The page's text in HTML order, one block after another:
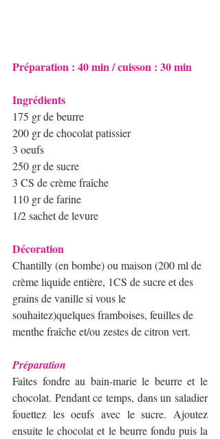
Préparation : 40 min / cuisson : 30 min​
Ingrédients
175 gr de beurre
200 gr de chocolat patissier
3 oeufs
250 gr de sucre
3 CS de crème fraîche
110 gr de farine
1/2 sachet de levure
​Décoration
Chantilly (en bombe) ou maison (200 ml de
crème liquide entière, 1CS de sucre et des
grains de vanille si vous le
souhaitez)quelques framboises, feuilles de
menthe fraîche et/ou zestes de citron vert.
Préparation
Faîtes fondre au bain-marie le beurre et le
chocolat. Pendant ce temps, dans un saladier
fouettez les oeufs avec le sucre. Ajoutez
ensuite le chocolat et le beurre fondu puis la